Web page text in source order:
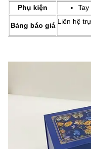
Phụ kiện
Bảng báo giá Liên hệ